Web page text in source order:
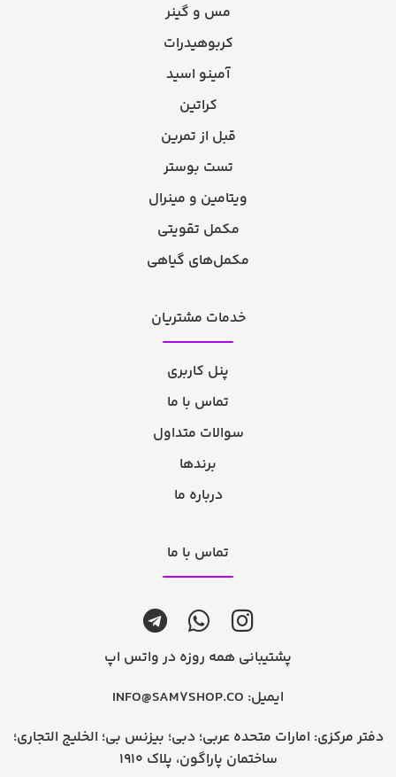
مس و گینر
کربوهیدرات
آمینو اسید
کراتین
قبل از تمرین
تست بوستر
ویتامین و مینرال
مکمل تقویتی
مکمل‌های گیاهی
خدمات مشتریان
پنل کاربری
تماس با ما
سوالات متداول
برندها
درباره ما
تماس با ما
پشتیبانی همه روزه در واتس اپ
ایمیل: INFO@SAM7SHOP.CO
دفتر مرکزی: امارات متحده عربی؛ دبی؛ بیزنس بی؛ الخلیج التجاری؛
ساختمان پاراگون، پلاک 1910